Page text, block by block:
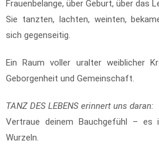
Frauenbelange, über Geburt, über das
Sie tanzten, lachten, weinten,
sich gegenseitig.
Ein Raum voller uralter weiblicher
Geborgenheit und Gemeinschaft.
TANZ DES LEBENS erinnert uns daran:
Vertraue deinem Bauchgefühl – es
Wurzeln.